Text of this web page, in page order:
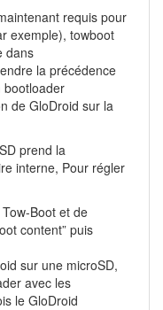
requis pour
exemple), towboot
dans
la précédence
bootloader
de GloDroid sur la
prend la
interne, Pour régler
Boot et de
content” puis
sur une microSD,
avec les
le GloDroid